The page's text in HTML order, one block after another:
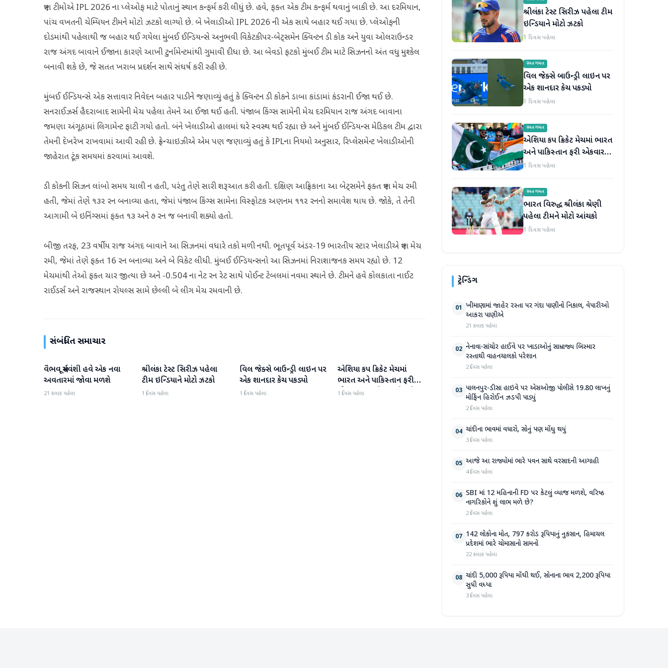
ત્રણ ટીમોએ IPL 2026 ના પ્લેઓફ માટે પોતાનું સ્થાન કન્ફર્મ કરી લીધું છે. હવે, ફક્ત એક ટીમ કન્ફર્મ થવાનું બાકી છે. આ દરમિયાન,
પાંચ વખતની ચેમ્પિયન ટીમને મોટો ઝટકો લાગ્યો છે. બે ખેલાડીઓ IPL 2026 ની એક સાથે બહાર થઈ ગયા છે. પ્લેઓફની
દોડમાંથી પહેલાથી જ બહાર થઈ ગયેલા મુંબઈ ઈન્ડિયન્સે અનુભવી વિકેટકીપર-બેટ્સમેન ક્વિન્ટન ડી કોક અને યુવા ઓલરાઉન્ડર
રાજ અંગદ બાવાને ઈજાના કારણે આખી ટુર્નામેન્ટમાંથી ગુમાવી દીધા છે. આ બેવડો ફટકો મુંબઈ ટીમ માટે સિઝનનો અંત વધુ મુશ્કેલ
બનાવી શકે છે, જે સતત ખરાબ પ્રદર્શન સાથે સંઘર્ષ કરી રહી છે.
મુંબઈ ઈન્ડિયન્સે એક સત્તાવાર નિવેદન બહાર પાડીને જણાવ્યું હતું કે ક્વિન્ટન ડી કોકને ડાબા કાંડામાં કંડરાની ઈજા થઈ છે.
સનરાઈઝર્સ હૈદરાબાદ સામેની મેચ પહેલા તેમને આ ઈજા થઈ હતી. પંજાબ કિંગ્સ સામેની મેચ દરમિયાન રાજ અંગદ બાવાના
જમણા અંગૂઠામાં લિગામેન્ટ ફાટી ગયો હતો. બંને ખેલાડીઓ હાલમાં ઘરે સ્વસ્થ થઈ રહ્યા છે અને મુંબઈ ઈન્ડિયન્સ મેડિકલ ટીમ દ્વારા
તેમની દેખરેખ રાખવામાં આવી રહી છે. ફ્રેન્ચાઇઝીએ એમ પણ જણાવ્યું હતું કે IPLના નિયમો અનુસાર, રિપ્લેસમેન્ટ ખેલાડીઓની
જાહેરાત ટૂંક સમયમાં કરવામાં આવશે.
ડી કોકની સિઝન લાંબો સમય ચાલી ન હતી, પરંતુ તેણે સારી શરૂઆત કરી હતી. દક્ષિણ આફ્રિકાના આ બેટ્સમેને ફક્ત ત્રણ મેચ રમી
હતી, જેમાં તેણે ૧૩૨ રન બનાવ્યા હતા, જેમાં પંજાબ કિંગ્સ સામેના વિસ્ફોટક અણનમ ૧૧૨ રનનો સમાવેશ થાય છે. જોકે, તે તેની
આગામી બે ઇનિંગ્સમાં ફક્ત ૧૩ અને ૭ રન જ બનાવી શક્યો હતો.
બીજી તરફ, 23 વર્ષીય રાજ અંગદ બાવાને આ સિઝનમાં વધારે તકો મળી નથી. ભૂતપૂર્વ અંડર-19 ભારતીય સ્ટાર ખેલાડીએ ત્રણ મેચ
રમી, જેમાં તેણે ફક્ત 16 રન બનાવ્યા અને બે વિકેટ લીધી. મુંબઈ ઈન્ડિયન્સનો આ સિઝનમાં નિરાશાજનક સમય રહ્યો છે. 12
મેચમાંથી તેઓ ફક્ત ચાર જીત્યા છે અને -0.504 ના નેટ રન રેટ સાથે પોઈન્ટ ટેબલમાં નવમા સ્થાને છે. ટીમને હવે કોલકાતા નાઈટ
રાઈડર્સ અને રાજસ્થાન રોયલ્સ સામે છેલ્લી બે લીગ મેચ રમવાની છે.
સંબંધિત સમાચાર
રમતગમત
વૈભવ સૂર્યવંશી હવે એક નવા
અવતારમાં જોવા મળશે
21 કલાક પહેલા
રમતગમત
શ્રીલંકા ટેસ્ટ સિરીઝ પહેલા
ટીમ ઇન્ડિયાને મોટો ઝટકો
1 દિવસ પહેલા
રમતગમત
વિલ જેક્સે બાઉન્ડ્રી લાઇન પર
એક શાનદાર કેચ પકડ્યો
1 દિવસ પહેલા
રમતગમત
એશિયા કપ ક્રિકેટ મેચમાં
ભારત અને પાકિસ્તાન ફરી
એકવાર આમને-સામને થશે
1 દિવસ પહેલા
શ્રીલંકા ટેસ્ટ સિરીઝ પહેલા ટીમ
ઇન્ડિયાને મોટો ઝટકો
1 દિવસ પહેલા
રમતગમત
વિલ જેક્સે બાઉન્ડ્રી લાઇન પર
એક શાનદાર કેચ પકડ્યો
1 દિવસ પહેલા
રમતગમત
એશિયા કપ ક્રિકેટ મેચમાં ભારત
અને પાકિસ્તાન ફરી એકવાર
આમને-સામને થશે
1 દિવસ પહેલા
રમતગમત
ભારત વિરુદ્ધ શ્રીલંકા શ્રેણી
પહેલા ટીમને મોટો આંચકો
1 દિવસ પહેલા
ટ્રેન્ડિંગ
01 ખીમાણામાં જાહેર રસ્તા પર ગંદા પાણીનો નિકાલ, વેપારીઓ
આકરા પાણીએ
21 કલાક પહેલા
02 નેનાવા-સાંચોર હાઈવે પર ખાડાઓનું સામ્રાજ્ય બિસ્માર
રસ્તાથી વાહનચાલકો પરેશાન
2 દિવસ પહેલા
03 પાલનપુર-ડીસા હાઇવે પર એસઓજી પોલીસે 19.80 લાખનું
મોર્ફિન હિરોઈન ઝડપી પાડ્યું
2 દિવસ પહેલા
04 ચાંદીના ભાવમાં વધારો, સોનું પણ મોંઘુ થયું
3 દિવસ પહેલા
05 આજે આ રાજ્યોમાં ભારે પવન સાથે વરસાદની આગાહી
4 દિવસ પહેલા
06 SBI માં 12 મહિનાની FD પર કેટલું વ્યાજ મળશે, વરિષ્ઠ
નાગરિકોને શું લાભ મળે છે?
2 દિવસ પહેલા
07 142 લોકોના મોત, 797 કરોડ રૂપિયાનું નુકસાન, હિમાચલ
પ્રદેશમાં ભારે ચોમાસાનો સામનો
22 કલાક પહેલા
08 ચાંદી 5,000 રૂપિયા મોંઘી થઈ, સોનાના ભાવ 2,200 રૂપિયા
સુધી વધ્યા
3 દિવસ પહેલા